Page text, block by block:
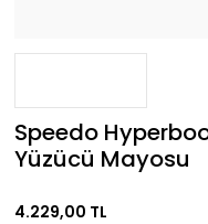
Speedo
Yüzücü Mayosu
4.229,00 TL